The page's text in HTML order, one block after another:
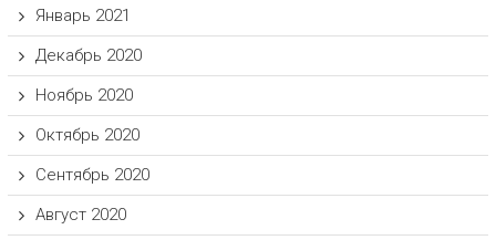
Январь 2021
Декабрь 2020
Ноябрь 2020
Октябрь 2020
Сентябрь 2020
Август 2020